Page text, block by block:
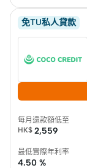
免TU私人貸款
每月還款額低至
HK$ 2,559
最低實際年利率
4.50 %